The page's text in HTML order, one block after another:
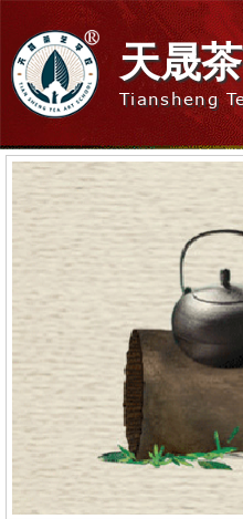
天晟
Tiansheng